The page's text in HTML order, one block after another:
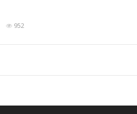
952